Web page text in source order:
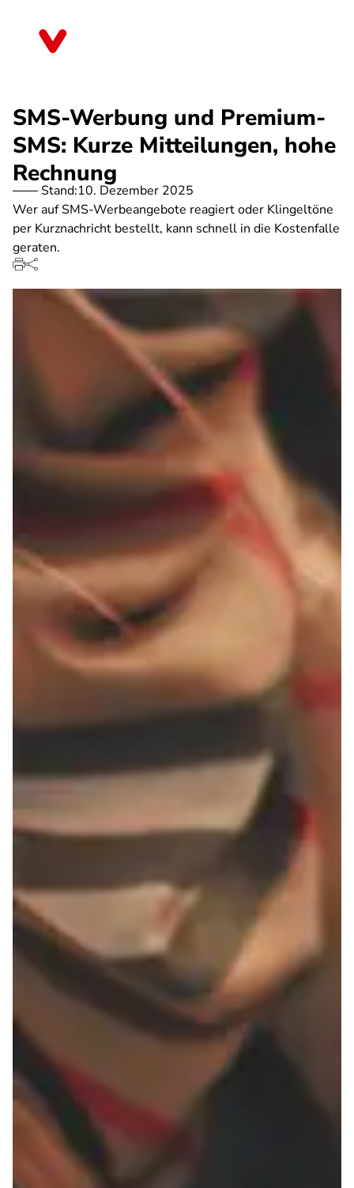
SMS-Werbung und Premium-
SMS: Kurze Mitteilungen, hohe
Rechnung
Stand:10. Dezember 2025
Wer auf SMS-Werbeangebote reagiert oder Klingeltöne
per Kurznachricht bestellt, kann schnell in die Kostenfalle
geraten.